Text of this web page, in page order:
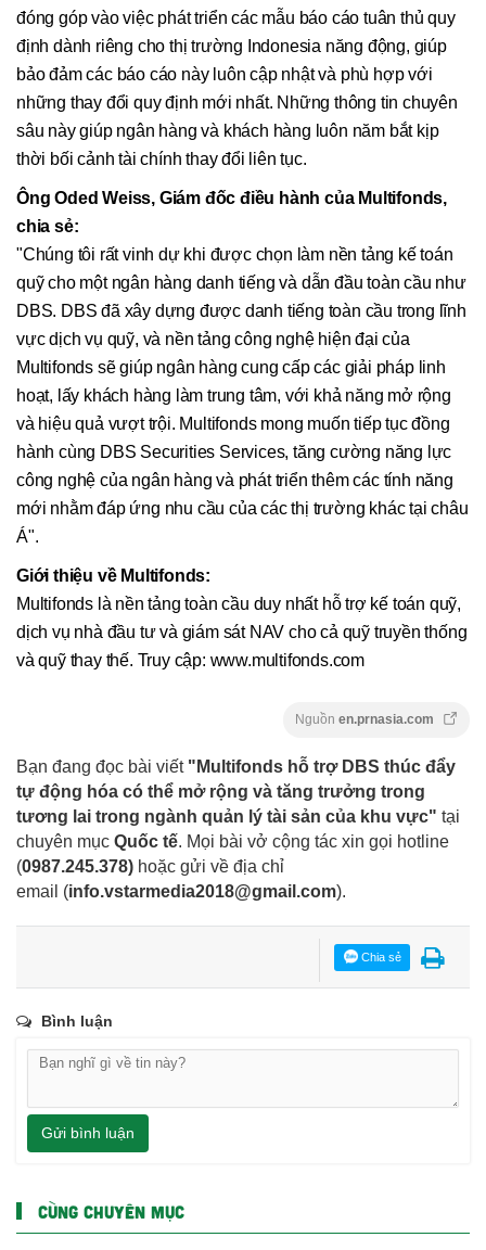
đóng góp vào việc phát triển các mẫu báo cáo tuân thủ quy
định dành riêng cho thị trường Indonesia năng động, giúp
bảo đảm các báo cáo này luôn cập nhật và phù hợp với
những thay đổi quy định mới nhất. Những thông tin chuyên
sâu này giúp ngân hàng và khách hàng luôn năm bắt kịp
thời bối cảnh tài chính thay đổi liên tục.
Ông Oded Weiss, Giám đốc điều hành của Multifonds,
chia sẻ:
"Chúng tôi rất vinh dự khi được chọn làm nền tảng kế toán
quỹ cho một ngân hàng danh tiếng và dẫn đầu toàn cầu như
DBS. DBS đã xây dựng được danh tiếng toàn cầu trong lĩnh
vực dịch vụ quỹ, và nền tảng công nghệ hiện đại của
Multifonds sẽ giúp ngân hàng cung cấp các giải pháp linh
hoạt, lấy khách hàng làm trung tâm, với khả năng mở rộng
và hiệu quả vượt trội. Multifonds mong muốn tiếp tục đồng
hành cùng DBS Securities Services, tăng cường năng lực
công nghệ của ngân hàng và phát triển thêm các tính năng
mới nhằm đáp ứng nhu cầu của các thị trường khác tại châu
Á".
Giới thiệu về Multifonds:
Multifonds là nền tảng toàn cầu duy nhất hỗ trợ kế toán quỹ,
dịch vụ nhà đầu tư và giám sát NAV cho cả quỹ truyền thống
và quỹ thay thế. Truy cập: www.multifonds.com
Nguồn en.prnasia.com
Bạn đang đọc bài viết "Multifonds hỗ trợ DBS thúc đẩy
tự động hóa có thể mở rộng và tăng trưởng trong
tương lai trong ngành quản lý tài sản của khu vực" tại
chuyên mục Quốc tế. Mọi bài vở cộng tác xin gọi hotline
(0987.245.378) hoặc gửi về địa chỉ
email (info.vstarmedia2018@gmail.com).
Chia sẻ
Bình luận
Gửi bình luận
CÙNG CHUYÊN MỤC